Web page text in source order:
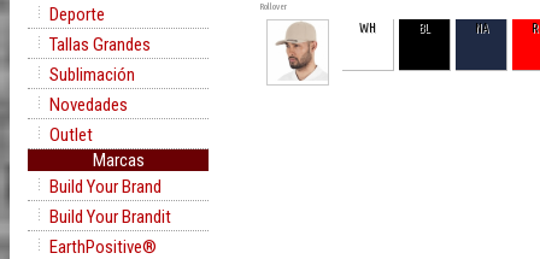
Deporte
Tallas Grandes
Sublimación
Novedades
Outlet
Marcas
Build Your Brand
Build Your Brandit
EarthPositive®
Rollover
WH BL NA